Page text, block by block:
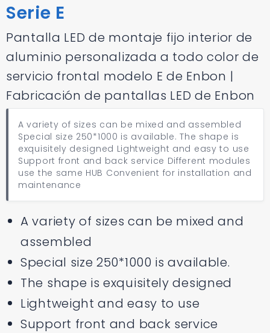
Serie E
Pantalla LED de montaje fijo interior de
aluminio personalizada a todo color de
servicio frontal modelo E de Enbon |
Fabricación de pantallas LED de Enbon
A variety of sizes can be mixed and assembled
Special size 250*1000 is available. The shape is
exquisitely designed Lightweight and easy to use
Support front and back service Different modules
use the same HUB Convenient for installation and
maintenance
A variety of sizes can be mixed and
assembled
Special size 250*1000 is available.
The shape is exquisitely designed
Lightweight and easy to use
Support front and back service